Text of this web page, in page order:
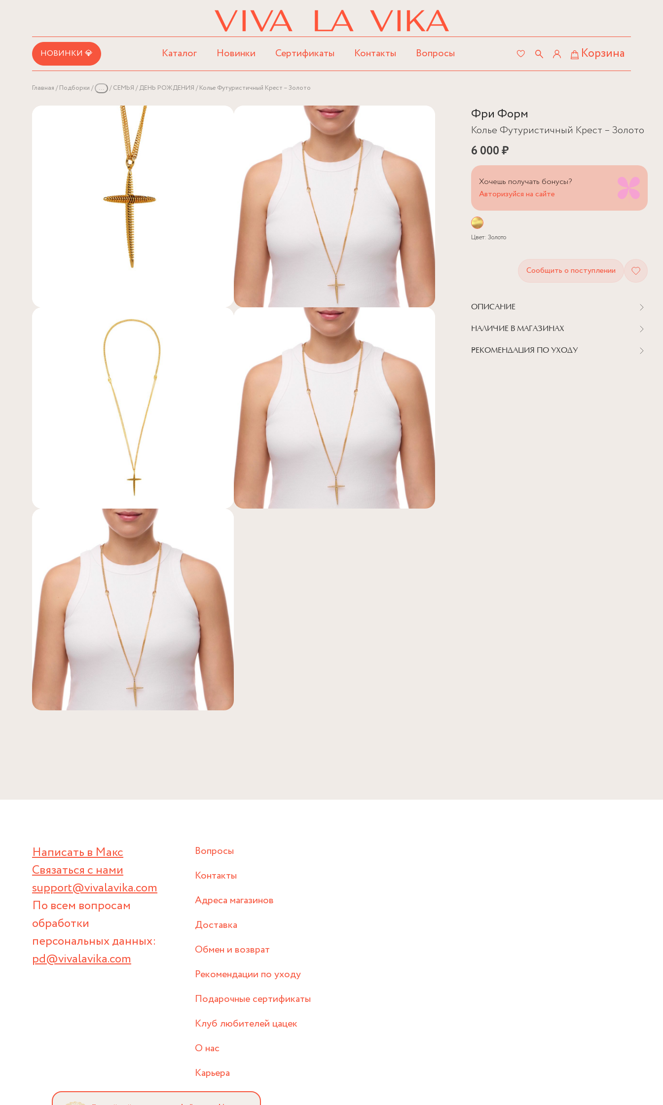
НОВИНКИ 💎 Каталог Новинки Сертификаты Контакты Вопросы Корзина
Главная Подборки ... СЕМЬЯ ДЕНЬ РОЖДЕНИЯ Колье Футуристичный Крест – Золото
Фри Форм
Колье Футуристичный Крест – Золото
6 000 ₽
Хочешь получать бонусы?
Авторизуйся на сайте
Цвет: Золото
Сообщить о поступлении
ОПИСАНИЕ
НАЛИЧИЕ В МАГАЗИНАХ
РЕКОМЕНДАЦИЯ ПО УХОДУ
Написать в Макс
Связаться с нами
support@vivalavika.com
По всем вопросам
обработки
персональных данных:
pd@vivalavika.com
Вопросы
Контакты
Адреса магазинов
Доставка
Обмен и возврат
Рекомендации по уходу
Подарочные сертификаты
Клуб любителей цацек
О нас
Карьера